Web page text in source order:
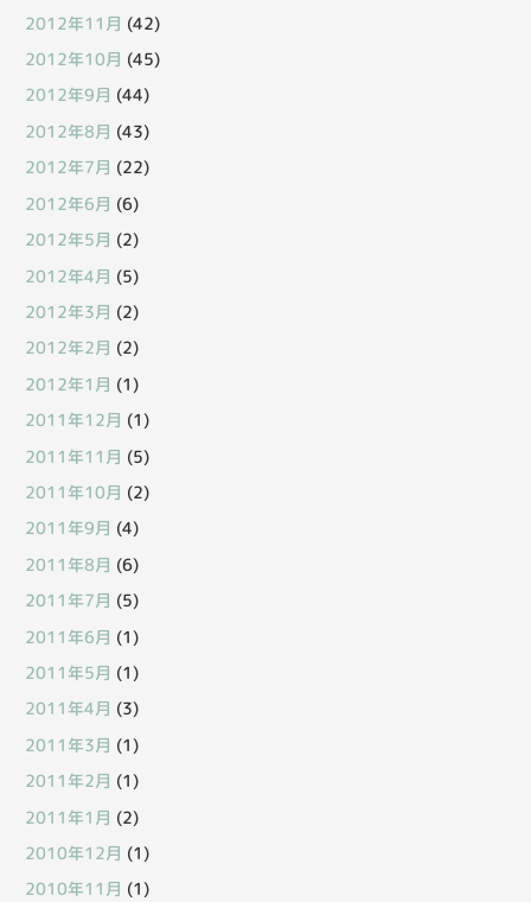
2012年11月 (42)
2012年10月 (45)
2012年9月 (44)
2012年8月 (43)
2012年7月 (22)
2012年6月 (6)
2012年5月 (2)
2012年4月 (5)
2012年3月 (2)
2012年2月 (2)
2012年1月 (1)
2011年12月 (1)
2011年11月 (5)
2011年10月 (2)
2011年9月 (4)
2011年8月 (6)
2011年7月 (5)
2011年6月 (1)
2011年5月 (1)
2011年4月 (3)
2011年3月 (1)
2011年2月 (1)
2011年1月 (2)
2010年12月 (1)
2010年11月 (1)